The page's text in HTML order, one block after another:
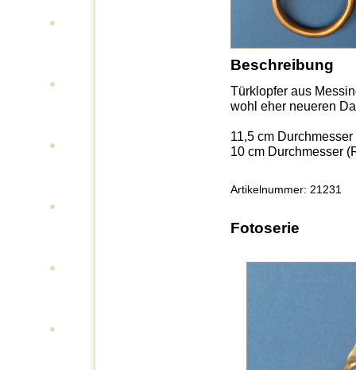
Beschreibung
Türklopfer aus
wohl eher neueren
11,5 cm Durchmesser
10 cm Durchmesser
Artikelnummer: 21231
Fotoserie